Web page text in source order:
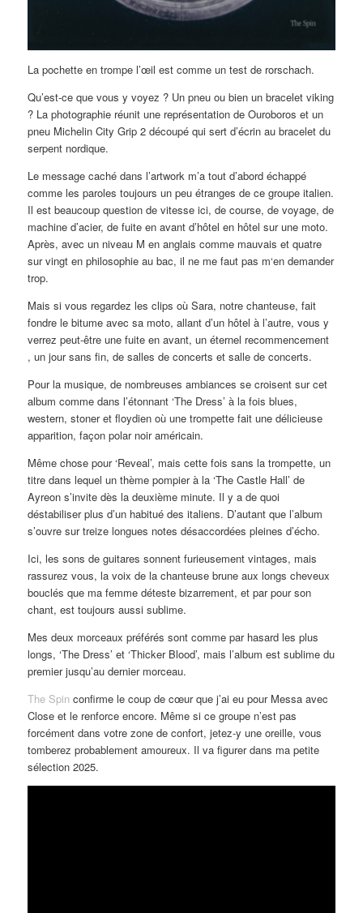
La pochette en trompe l’œil est comme un test de rorschach.
Qu’est-ce que vous y voyez ? Un pneu ou bien un bracelet viking
? La photographie réunit une représentation de Ouroboros et un
pneu Michelin City Grip 2 découpé qui sert d’écrin au bracelet du
serpent nordique.
Le message caché dans l’artwork m’a tout d’abord échappé
comme les paroles toujours un peu étranges de ce groupe italien.
Il est beaucoup question de vitesse ici, de course, de voyage, de
machine d’acier, de fuite en avant d’hôtel en hôtel sur une moto.
Après, avec un niveau M en anglais comme mauvais et quatre
sur vingt en philosophie au bac, il ne me faut pas m‘en demander
trop.
Mais si vous regardez les clips où Sara, notre chanteuse, fait
fondre le bitume avec sa moto, allant d’un hôtel à l’autre, vous y
verrez peut-être une fuite en avant, un éternel recommencement
, un jour sans fin, de salles de concerts et salle de concerts.
Pour la musique, de nombreuses ambiances se croisent sur cet
album comme dans l’étonnant ‘The Dress’ à la fois blues,
western, stoner et floydien où une trompette fait une délicieuse
apparition, façon polar noir américain.
Même chose pour ‘Reveal’, mais cette fois sans la trompette, un
titre dans lequel un thème pompier à la ‘The Castle Hall’ de
Ayreon s’invite dès la deuxième minute. Il y a de quoi
déstabiliser plus d’un habitué des italiens. D’autant que l’album
s’ouvre sur treize longues notes désaccordées pleines d’écho.
Ici, les sons de guitares sonnent furieusement vintages, mais
rassurez vous, la voix de la chanteuse brune aux longs cheveux
bouclés que ma femme déteste bizarrement, et par pour son
chant, est toujours aussi sublime.
Mes deux morceaux préférés sont comme par hasard les plus
longs, ‘The Dress’ et ‘Thicker Blood’, mais l’album est sublime du
premier jusqu’au dernier morceau.
The Spin confirme le coup de cœur que j’ai eu pour Messa avec
Close et le renforce encore. Même si ce groupe n’est pas
forcément dans votre zone de confort, jetez-y une oreille, vous
tomberez probablement amoureux. Il va figurer dans ma petite
sélection 2025.